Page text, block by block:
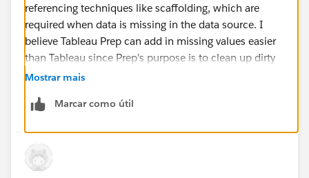
referencing techniques like scaffolding, which are
required when data is missing in the data source. I
believe Tableau Prep can add in missing values easier
than Tableau since Prep's purpose is to clean up dirty
data whereas Desktop's purpose is to display data.
Desktop. You can submit an idea at
Mostrar mais
Marcar como útil